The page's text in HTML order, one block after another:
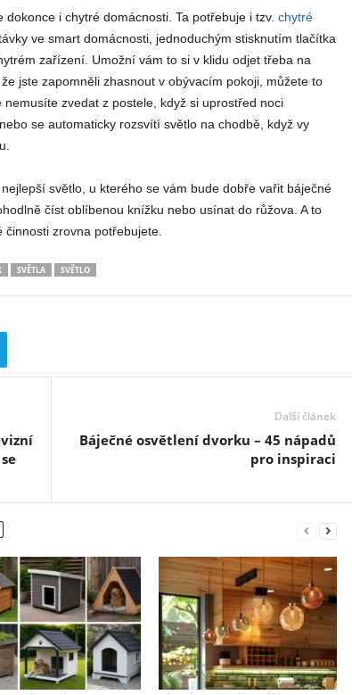
i chytré domácnosti. Ta potřebuje i tzv. chytré
ve smart domácnosti, jednoduchým stisknutím tlačítka
zařízení. Umožní vám to si v klidu odjet třeba na
jste zapomněli zhasnout v obývacím pokoji, můžete to
zvedat z postele, když si uprostřed noci
se automaticky rozsvítí světlo na chodbě, když vy
světlo, u kterého se vám bude dobře vařit báječné
číst oblíbenou knížku nebo usínat do růžova. A to
zrovna potřebujete.
SVĚTLA SVĚTLO
Další článek
Báječné osvětlení dvorku – 45 nápadů
pro inspiraci